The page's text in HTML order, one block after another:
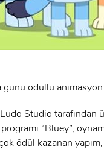
günü ödüllü
Studio tarafından
“Bluey”,
ödül kazanan